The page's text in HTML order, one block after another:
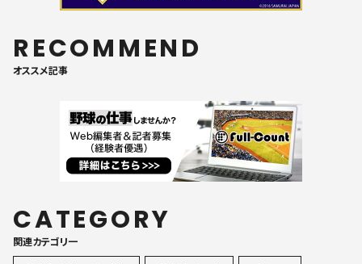
RECOMMEND
オススメ記事
CATEGORY
関連カテゴリ一